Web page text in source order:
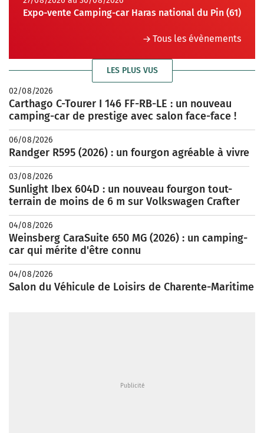
Expo-vente Camping-car Haras national du Pin (61)
Tous les évènements
LES PLUS VUS
02/08/2026
Carthago C-Tourer I 146 FF-RB-LE : un nouveau
camping-car de prestige avec salon face-face !
06/08/2026
Randger R595 (2026) : un fourgon agréable à vivre
03/08/2026
Sunlight Ibex 604D : un nouveau fourgon tout-
terrain de moins de 6 m sur Volkswagen Crafter
04/08/2026
Weinsberg CaraSuite 650 MG (2026) : un camping-
car qui mérite d'être connu
04/08/2026
Salon du Véhicule de Loisirs de Charente-Maritime